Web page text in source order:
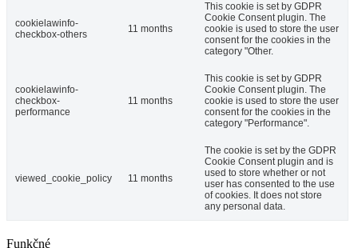
cookielawinfo-
checkbox-others
11 months
This cookie is set by GDPR
Cookie Consent plugin. The
cookie is used to store the user
consent for the cookies in the
category "Other.
cookielawinfo-
checkbox-
performance
11 months
This cookie is set by GDPR
Cookie Consent plugin. The
cookie is used to store the user
consent for the cookies in the
category "Performance".
viewed_cookie_policy 11 months
The cookie is set by the GDPR
Cookie Consent plugin and is
used to store whether or not
user has consented to the use
of cookies. It does not store
any personal data.
Funkčné